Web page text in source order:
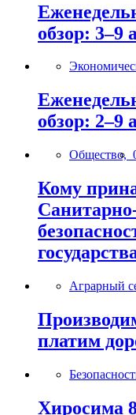
обзор: 3–9
обзор: 2–9
Общество,
Кому
Аграрный
платим
Хиросима